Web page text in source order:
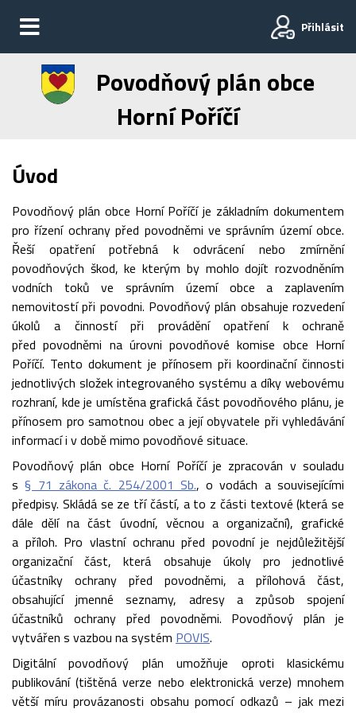
Přihlásit
Povodňový plán obce
Horní Poříčí
Úvod
Povodňový plán obce Horní Poříčí je základním dokumentem
pro řízení ochrany před povodněmi ve správním území obce.
Řeší opatření potřebná k odvrácení nebo zmírnění
povodňových škod, ke kterým by mohlo dojít rozvodněním
vodních toků ve správním území obce a zaplavením
nemovitostí při povodni. Povodňový plán obsahuje rozvedení
úkolů a činností při provádění opatření k ochraně
před povodněmi na úrovni povodňové komise obce Horní
Poříčí. Tento dokument je přínosem při koordinační činnosti
jednotlivých složek integrovaného systému a díky webovému
rozhraní, kde je umístěna grafická část povodňového plánu, je
přínosem pro samotnou obec a její obyvatele při vyhledávání
informací i v době mimo povodňové situace.
Povodňový plán obce Horní Poříčí je zpracován v souladu
s§ 71 zákona č. 254/2001 Sb., o vodách a souvisejícími
předpisy. Skládá se ze tří částí, a to z části textové (která se
dále dělí na část úvodní, věcnou a organizační), grafické
a příloh. Pro vlastní ochranu před povodní je nejdůležitější
organizační část, která obsahuje úkoly pro jednotlivé
účastníky ochrany před povodněmi, a přílohová část,
obsahující jmenné seznamy, adresy a způsob spojení
účastníků ochrany před povodněmi. Povodňový plán je
vytvářen s vazbou na systém POVIS.
Digitální povodňový plán umožňuje oproti klasickému
publikování (tištěná verze nebo elektronická verze) mnohem
větší míru provázanosti obsahu pomocí odkazů – jak mezi